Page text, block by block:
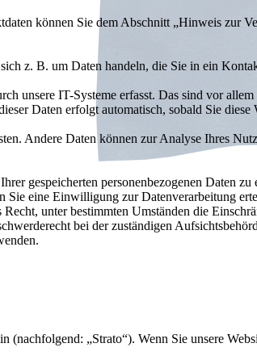
können Sie dem Abschnitt „Hinweis zur
z. B. um Daten handeln, die Sie in ein
unsere IT-Systeme erfasst. Das sind vor allem
Daten erfolgt automatisch, sobald Sie diese
Andere Daten können zur Analyse Ihres
gespeicherten personenbezogenen Daten zu
Sie eine Einwilligung zur Datenverarbeitung
unter bestimmten Umständen die
bei der zuständigen
„Strato“). Wenn Sie unsere